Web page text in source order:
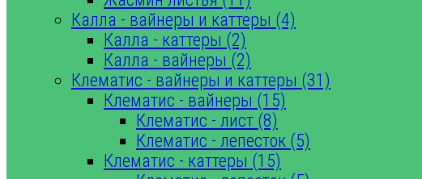
Калла - вайнеры и каттеры (4)
Калла - каттеры (2)
Калла - вайнеры (2)
Клематис - вайнеры и каттеры (31)
Клематис - вайнеры (15)
Клематис - лист (8)
Клематис - лепесток (5)
Клематис - каттеры (15)